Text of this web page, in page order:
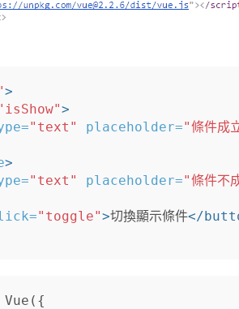
>
>
"text" placeholder="條件成
>
"text" placeholder="條件不
"toggle">切換顯示條件</
Vue ({